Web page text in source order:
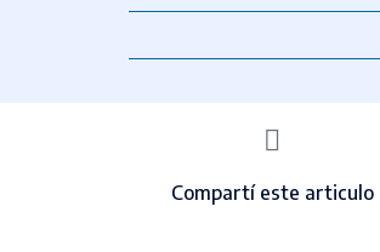
Compartí este articulo